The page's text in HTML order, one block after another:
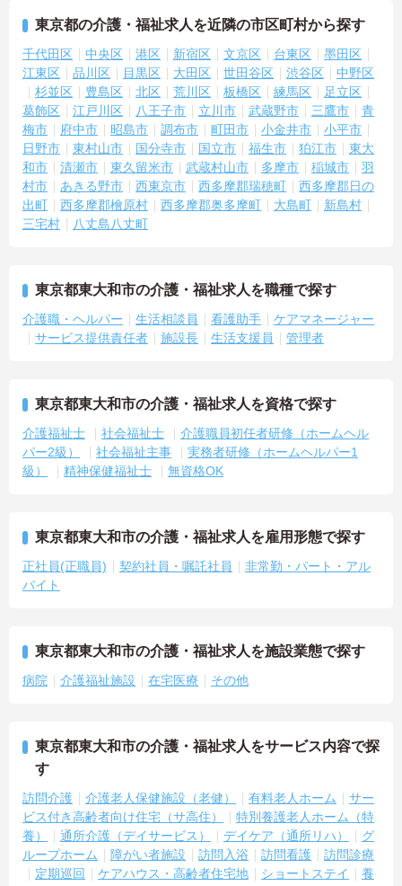
東京都の介護・福祉求人を近隣の市区町村から探す
千代田区 中央区 港区 新宿区 文京区 台東区
墨田区
江東区
品川区 目黒区 大田区 世田谷区 渋谷区
中野区
杉並区
豊島区 北区 荒川区 板橋区 練馬区
足立区
葛飾区
江戸川区 八王子市 立川市 武蔵野市 三鷹市
青
梅市
府中市 昭島市 調布市 町田市 小金井市
小平市
日野市
東村山市 国分寺市 国立市 福生市 狛江市
東大
和市
清瀬市 東久留米市 武蔵村山市 多摩市 稲城市
羽
村市
あきる野市 西東京市 西多摩郡瑞穂町
西多摩郡日の
出町
西多摩郡檜原村 西多摩郡奥多摩町 大島町
新島村
三宅村
八丈島八丈町
東京都東大和市の介護・福祉求人を職種で探す
介護職・ヘルパー 生活相談員 看護助手
ケアマネージャー
サービス提供責任者
施設長 生活支援員 管理者
東京都東大和市の介護・福祉求人を資格で探す
介護福祉士 社会福祉士
介護職員初任者研修（ホームヘル
パー2級）
社会福祉主事
実務者研修（ホームヘルパー1
級）
精神保健福祉士 無資格OK
東京都東大和市の介護・福祉求人を雇用形態で探す
正社員(正職員) 契約社員・嘱託社員
非常勤・パート・アル
バイト
東京都東大和市の介護・福祉求人を施設業態で探す
病院 介護福祉施設 在宅医療 その他
東京都東大和市の介護・福祉求人をサービス内容で探
す
訪問介護 介護老人保健施設（老健） 有料老人ホーム
サー
ビス付き高齢者向け住宅（サ高住）
特別養護老人ホーム（特
養）
通所介護（デイサービス） デイケア（通所リハ）
グ
ループホーム
障がい者施設 訪問入浴 訪問看護
訪問診療
定期巡回
ケアハウス・高齢者住宅地 ショートステイ
養